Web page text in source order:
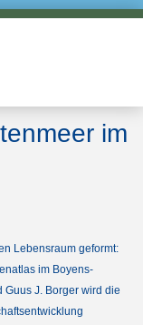
im
Lebensraum geformt:
im Boyens-
Guus J. Borger wird die